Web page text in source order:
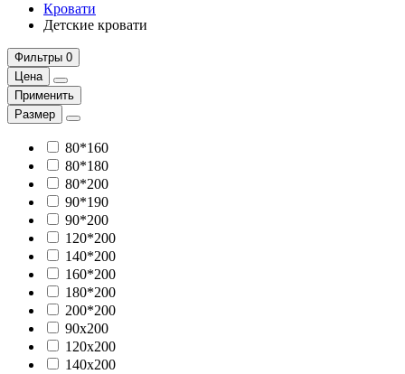
Кровати
Детские кровати
Фильтры 0
Цена
Применить
Размер
80*160
80*180
80*200
90*190
90*200
120*200
140*200
160*200
180*200
200*200
90х200
120х200
140х200